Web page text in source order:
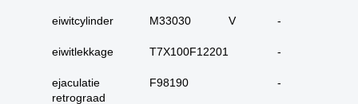
basaalcelcarcinomen
19. alle (primaire)
eiwitcylinder M33030 V -
eiwitlekkage T7X100F12201 -
ejaculatie
retrograad
F98190 -